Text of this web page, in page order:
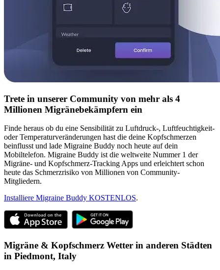
Trete in unserer Community von mehr als 4
Millionen Migränebekämpfern ein
Finde heraus ob du eine Sensibilität zu Luftdruck-, Luftfeuchtigkeit-
oder Temperaturveränderungen hast die deine Kopfschmerzen
beinflusst und lade Migraine Buddy noch heute auf dein
Mobiltelefon. Migraine Buddy ist die weltweite Nummer 1 der
Migräne- und Kopfschmerz-Tracking Apps und erleichtert schon
heute das Schmerzrisiko von Millionen von Community-
Mitgliedern.
Installiere Migraine Buddy KOSTENLOS.
Migräne & Kopfschmerz Wetter in anderen Städten
in Piedmont, Italy